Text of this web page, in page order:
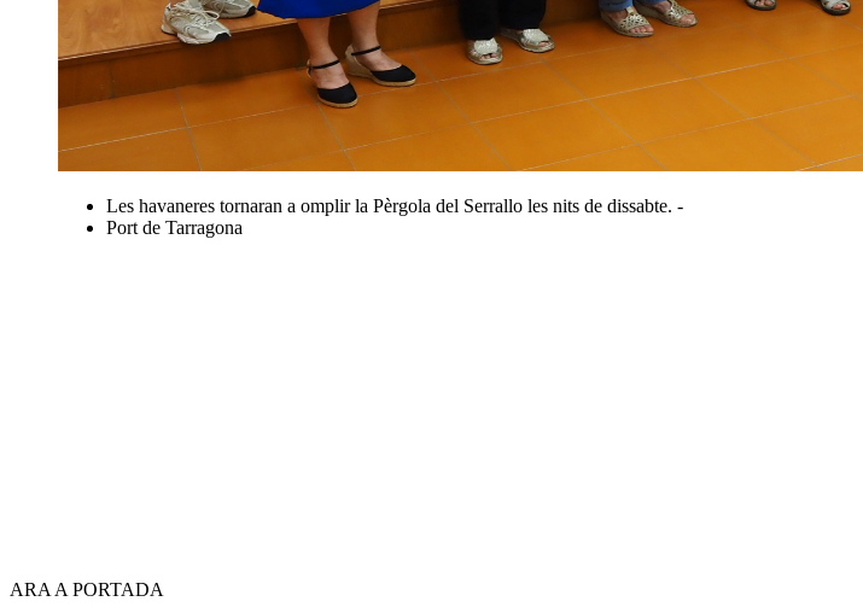
Les havaneres tornaran a omplir la Pèrgola del Serrallo les nits de dissabte. -
Port de Tarragona
ARA A PORTADA